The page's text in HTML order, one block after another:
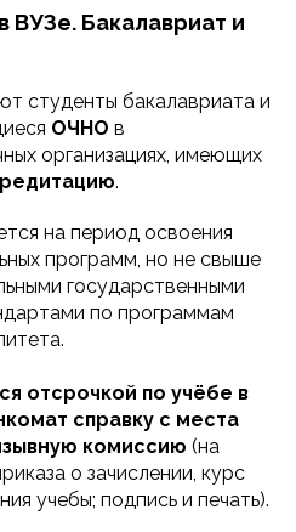
ВУЗе. Бакалавриат и
студенты бакалавриата и
ОЧНО в
организациях, имеющих
.
на период освоения
программ, но не свыше
государственными
по программам
отсрочкой по учёбе в
справку с места
комиссию (на
о зачислении, курс
учебы; подпись и печать).